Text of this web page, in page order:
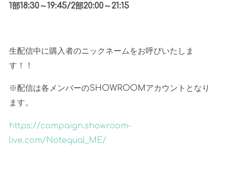
1部18:30～19:45/2部20:00～21:15
生配信中に購入者のニックネームをお呼びいたしま
す！！
※配信は各メンバーのSHOWROOMアカウントとなり
ます。
https://campaign.showroom-
live.com/Notequal_ME/